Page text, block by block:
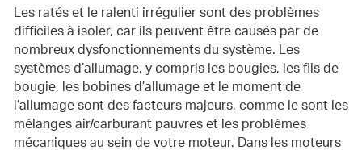
Les ratés et le ralenti irrégulier sont des problèmes
difficiles à isoler, car ils peuvent être causés par de
nombreux dysfonctionnements du système. Les
systèmes d’allumage, y compris les bougies, les fils de
bougie, les bobines d’allumage et le moment de
l’allumage sont des facteurs majeurs, comme le sont les
mélanges air/carburant pauvres et les problèmes
mécaniques au sein de votre moteur. Dans les moteurs